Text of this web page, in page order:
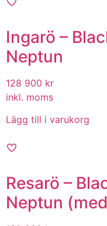
Ingarö –
Neptun
128 900 kr
inkl. moms
Lägg till i varukorg
Resarö –
Neptun